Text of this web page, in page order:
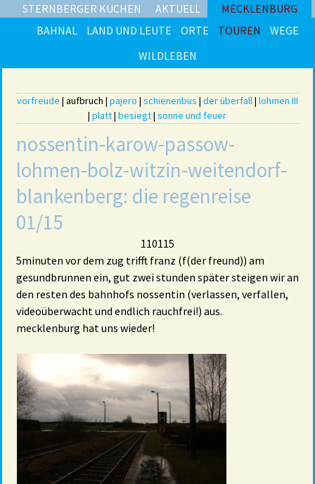
STERNBERGER KUCHEN AKTUELL
MECKLENBURG
BAHNAL
LAND UND LEUTE ORTE TOUREN
WEGE
WILDLEBEN
vorfreude | aufbruch | pajero | schienenbus | der überfall| lohmen III
|platt|besiegt|sonne und feuer
nossentin-karow-passow-
lohmen-bolz-witzin-weitendorf-
blankenberg: die regenreise
01/15
110115
5minuten vor dem zug trifft franz (f(der freund)) am
gesundbrunnen ein, gut zwei stunden später steigen wir an
den resten des bahnhofs nossentin (verlassen, verfallen,
videoüberwacht und endlich rauchfrei!) aus.
mecklenburg hat uns wieder!